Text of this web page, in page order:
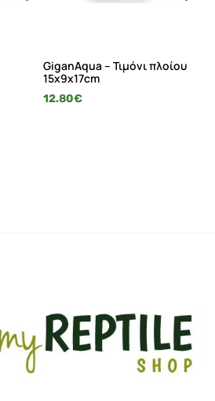
GiganAqua – Τιμόνι πλοίου
15x9x17cm
12.80€